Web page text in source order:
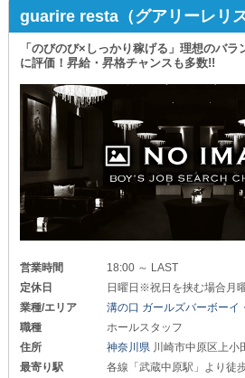
guarire resta（グアリーレリス
「のびのび×しっかり稼げる」理想のバ
に評価！昇給・昇格チャンスも多数!!
営業時間
18:00 ～ LAST
定休日
日曜日※祝日を挟む場合月
業種/エリア
溝の口 ガールズバーボーイ
職種
ホールスタッフ
住所
神奈川県 川崎市中原区上小
最寄り駅
各線「武蔵中原駅」より徒